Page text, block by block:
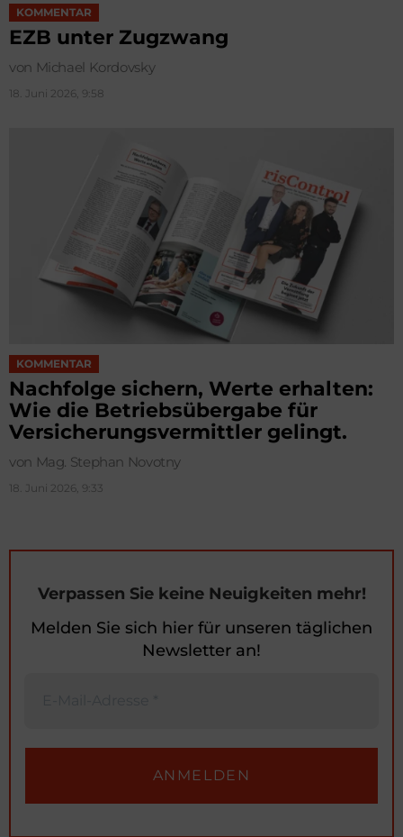
KOMMENTAR
EZB unter Zugzwang
von Michael Kordovsky
18. Juni 2026, 9:58
KOMMENTAR
Nachfolge sichern, Werte erhalten:
Wie die Betriebsübergabe für
Versicherungsvermittler gelingt.
von Mag. Stephan Novotny
18. Juni 2026, 9:33
Verpassen Sie keine Neuigkeiten mehr!
Melden Sie sich hier für unseren täglichen
Newsletter an!